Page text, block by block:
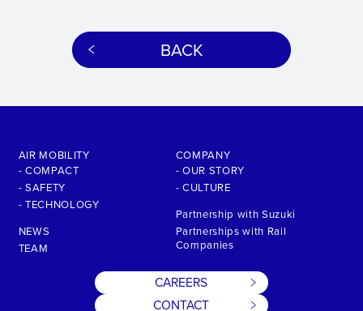
BACK
AIR MOBILITY
- COMPACT
- SAFETY
- TECHNOLOGY
NEWS
TEAM
COMPANY
- OUR STORY
- CULTURE
Partnership with Suzuki
Partnerships with Rail
Companies
CAREERS
CONTACT